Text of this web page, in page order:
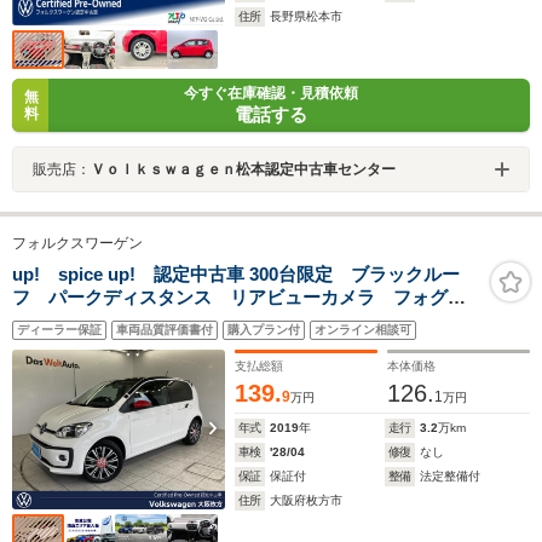
住所 長野県松本市
無
料
今すぐ在庫確認・見積依頼
電話する
販売店： Ｖｏｌｋｓｗａｇｅｎ松本認定中古車センター
フォルクスワーゲン
up! spice up! 認定中古車 300台限定 ブラックルー
フ パークディスタンス リアビューカメラ フォグラ
ンプ リアドアデカール 純正16インチアルミホイー
ル プライバシーガラス シートヒーターレッドミラー
5ASG4人乗
ディーラー保証 車両品質評価書付 購入プラン付 オンライン相談可
支払総額
139.9万円
本体価格
126. 1 万円
年式 2019年 走行 3.2万km
車検
'28/04 修復
なし
保証
保証付 整備
法定整備付
住所
大阪府枚方市